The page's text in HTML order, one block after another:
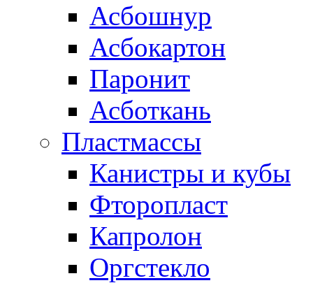
Асбошнур
Асбокартон
Паронит
Асботкань
Пластмассы
Канистры и кубы
Фторопласт
Капролон
Оргстекло